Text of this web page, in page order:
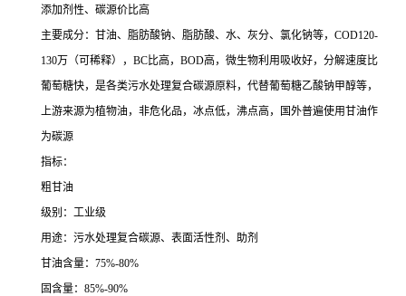
添加剂性、碳源价比高
主要成分：甘油、脂肪酸钠、脂肪酸、水、灰分、氯化钠等，COD120-
130万（可稀释），BC比高，BOD高，微生物利用吸收好，分解速度比
葡萄糖快，是各类污水处理复合碳源原料，代替葡萄糖乙酸钠甲醇等，
上游来源为植物油，非危化品，冰点低，沸点高，国外普遍使用甘油作
为碳源
指标：
粗甘油
级别：工业级
用途：污水处理复合碳源、表面活性剂、助剂
甘油含量：75%-80%
固含量：85%-90%